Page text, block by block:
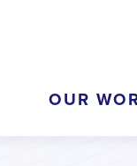
OUR